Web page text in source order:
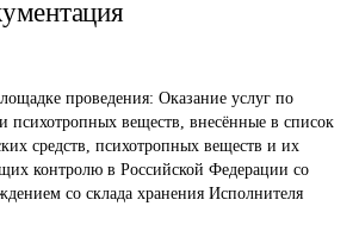
проведения: Оказание услуг по
психотропных веществ, внесённые в список
средств, психотропных веществ и их
контролю в Российской Федерации со
со склада хранения Исполнителя